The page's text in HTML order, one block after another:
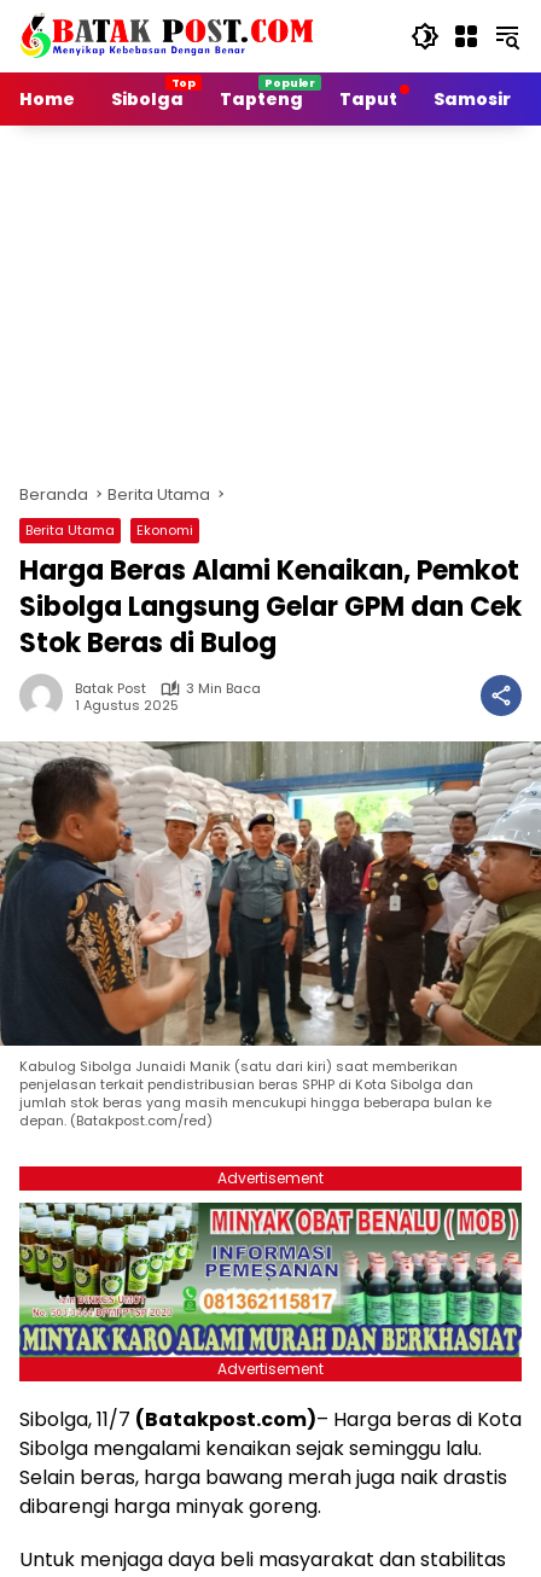
Langsung
konten
Home
Sibolga Tapteng Taput Samosir
Beranda Berita Utama
Berita Utama Ekonomi
Harga Beras Alami Kenaikan, Pemkot
Sibolga Langsung Gelar GPM dan Cek
Stok Beras di Bulog
Batak Post
3 Min Baca
1 Agustus 2025
Kabulog Sibolga Junaidi Manik (satu dari kiri) saat memberikan
penjelasan terkait pendistribusian beras SPHP di Kota Sibolga dan
jumlah stok beras yang masih mencukupi hingga beberapa bulan ke
depan. (Batakpost.com/red)
Advertisement
Advertisement
Sibolga, 11/7 (Batakpost.com)– Harga beras di Kota
Sibolga mengalami kenaikan sejak seminggu lalu.
Selain beras, harga bawang merah juga naik drastis
dibarengi harga minyak goreng.
Untuk menjaga daya beli masyarakat dan stabilitas